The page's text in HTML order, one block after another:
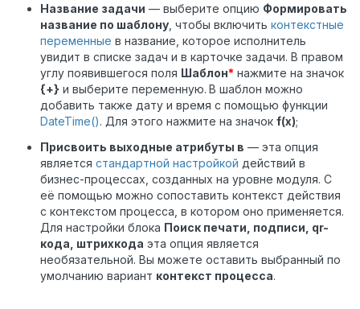
Название задачи — выберите опцию Формировать
название по шаблону , чтобы включить контекстные
переменные в название, которое исполнитель
увидит в списке задач и в карточке задачи. В правом
углу появившегося поля Шаблон* нажмите на значок
{+} и выберите переменную. В шаблон можно
добавить также дату и время с помощью функции
DateTime(). Для этого нажмите на значок f(x);
Присвоить выходные атрибуты в — эта опция
является стандартной настройкой действий в
бизнес-процессах, созданных на уровне модуля. С
её помощью можно сопоставить контекст действия
с контекстом процесса, в котором оно применяется.
Для настройки блока Поиск печати, подписи, qr-
кода, штрихкода эта опция является
необязательной. Вы можете оставить выбранный по
умолчанию вариант контекст процесса.